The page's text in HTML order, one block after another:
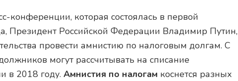
конференции, которая состоялась в первой
Президент Российской Федерации Владимир Путин,
провести амнистию по налоговым долгам. С
могут рассчитывать на списание
в 2018 году. Амнистия по налогам коснется разных